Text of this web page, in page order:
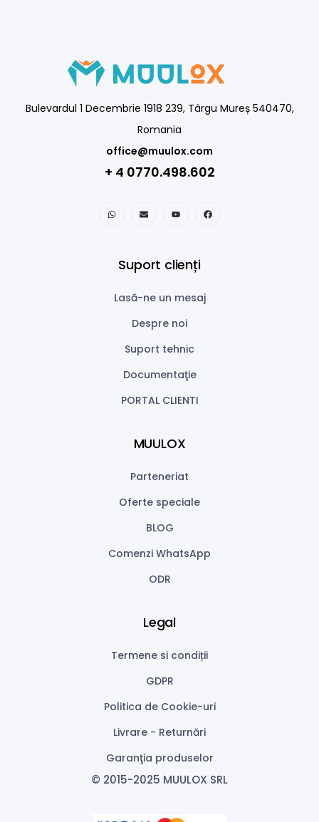
Bulevardul 1 Decembrie 1918 239, Târgu Mureș 540470,
Romania
office@muulox.com
+ 4 0770.498.602
Suport clienți
Lasă-ne un mesaj
Despre noi
Suport tehnic
Documentaţie
PORTAL CLIENTI
MUULOX
Parteneriat
Oferte speciale
BLOG
Comenzi WhatsApp
ODR
Legal
Termene si condiții
GDPR
Politica de Cookie-uri
Livrare - Returnări
Garanţia produselor
© 2015-2025 MUULOX SRL